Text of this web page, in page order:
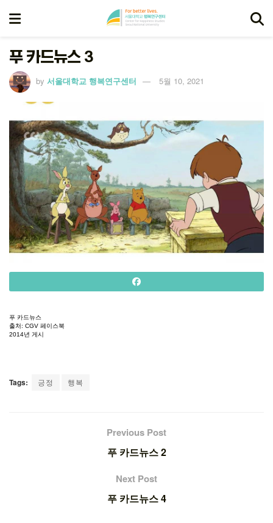
푸 카드뉴스 3
by 서울대학교 행복연구센터 5월 10, 2021
푸 카드뉴스
출처: CGV 페이스북
2014년 게시
Tags: 긍정 행복
Previous Post
푸 카드뉴스 2
Next Post
푸 카드뉴스 4